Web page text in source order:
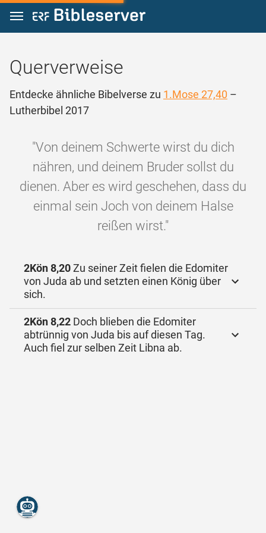
Zum Inhalt springen
Querverweise
Entdecke ähnliche Bibelverse zu 1.Mose 27,40 –
Lutherbibel 2017
"Von deinem Schwerte wirst du dich
nähren, und deinem Bruder sollst du
dienen. Aber es wird geschehen, dass du
einmal sein Joch von deinem Halse
reißen wirst."
2Kön 8,20Zu seiner Zeit fielen die Edomiter
von Juda ab und setzten einen König über
sich.
2Kön 8,22 Doch blieben die Edomiter
abtrünnig von Juda bis auf diesen Tag.
Auch fiel zur selben Zeit Libna ab.